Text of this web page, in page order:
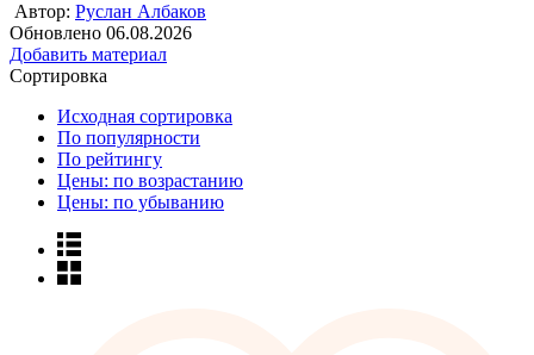
Автор: Руслан Албаков
Обновлено 06.08.2026
Добавить материал
Сортировка
Исходная сортировка
По популярности
По рейтингу
Цены: по возрастанию
Цены: по убыванию